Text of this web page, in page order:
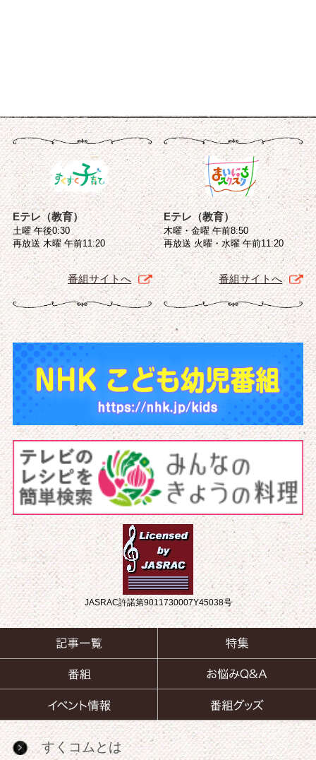
Eテレ（教育）
土曜 午後0:30
再放送 木曜 午前11:20
番組サイトへ
Eテレ（教育）
木曜・金曜 午前8:50
再放送 火曜・水曜 午前11:20
番組サイトへ
JASRAC許諾第9011730007Y45038号
すくコムとは